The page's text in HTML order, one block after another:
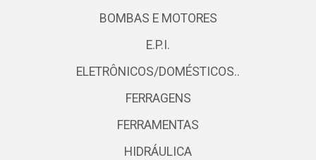
BOMBAS E MOTORES
E.P.I.
ELETRÔNICOS/DOMÉSTICOS..
FERRAGENS
FERRAMENTAS
HIDRÁULICA